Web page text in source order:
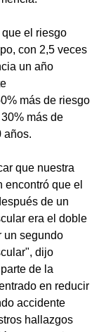
el riesgo
con 2,5 veces
un año
más de riesgo
más de
años.
que nuestra
encontró que el
de un
era el doble
un segundo
dijo
de la
en reducir
accidente
hallazgos